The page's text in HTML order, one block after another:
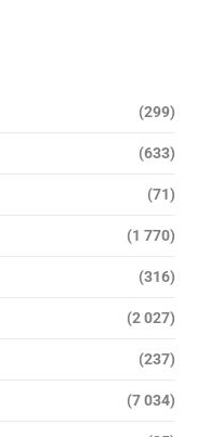
(299)
(633)
(71)
(1 770)
(316)
(2 027)
(237)
(7 034)